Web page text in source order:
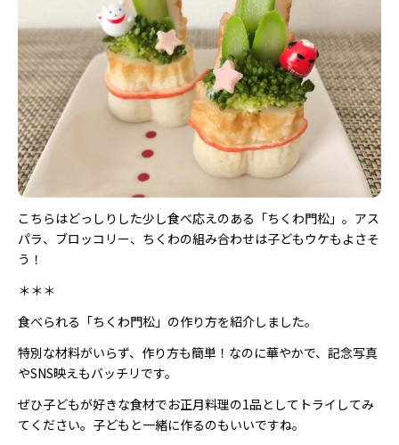
こちらはどっしりした少し食べ応えのある「ちくわ門松」。アス
パラ、ブロッコリー、ちくわの組み合わせは子どもウケもよさそ
う！
＊＊＊
食べられる「ちくわ門松」の作り方を紹介しました。
特別な材料がいらず、作り方も簡単！なのに華やかで、記念写真
やSNS映えもバッチリです。
ぜひ子どもが好きな食材でお正月料理の1品としてトライしてみ
てください。子どもと一緒に作るのもいいですね。